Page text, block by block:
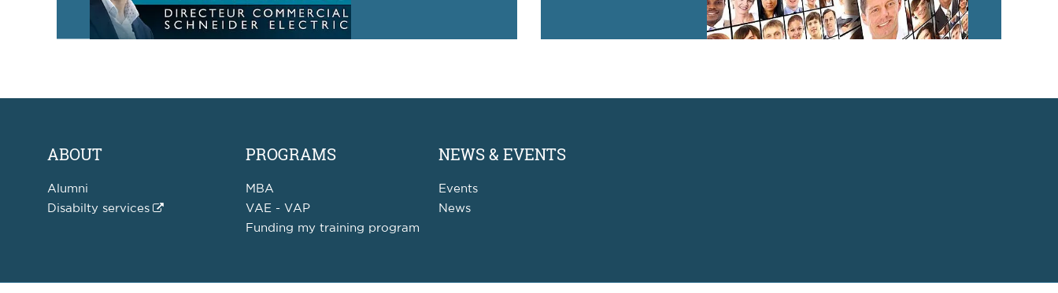
ABOUT
Alumni
Disabilty services
PROGRAMS
MBA
VAE - VAP
Funding my training program
NEWS & EVENTS
Events
News